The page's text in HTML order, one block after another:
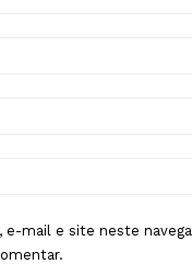
e-mail e site neste